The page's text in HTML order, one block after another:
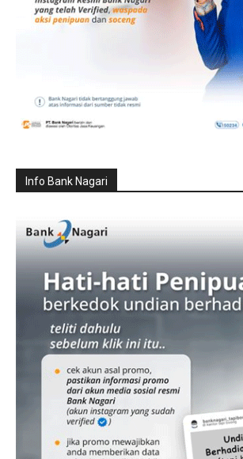
Info Bank Nagari